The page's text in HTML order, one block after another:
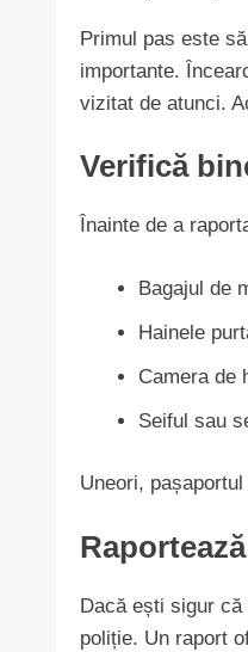
Primul pas este
importante.
vizitat de atunci.
Verifică
Înainte de a
Bagajul de
Hainele
Camera de
Seiful sau
Uneori,
Dacă ești sigur
poliție. Un raport